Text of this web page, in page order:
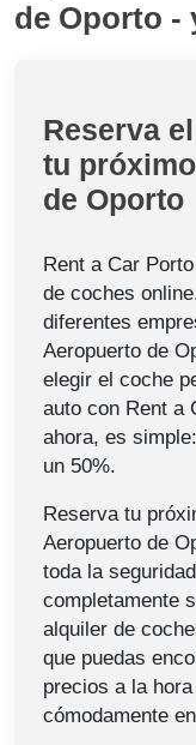
de Oporto -
Reserva
tu
de Oporto
Rent a Car
de coches
diferentes
Aeropuerto de
elegir el coche
auto con Rent a
ahora, es
un 50%.
Reserva tu
Aeropuerto de
toda la
completamente
alquiler de
que puedas
precios a la
cómodamente